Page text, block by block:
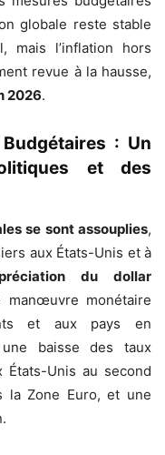
globale reste stable
mais l’inflation hors
revue à la hausse,
2026.
: Un
et des
se sont assouplies,
aux États-Unis et à
du dollar
monétaire
et aux pays en
baisse des taux
États-Unis au second
la Zone Euro, et une